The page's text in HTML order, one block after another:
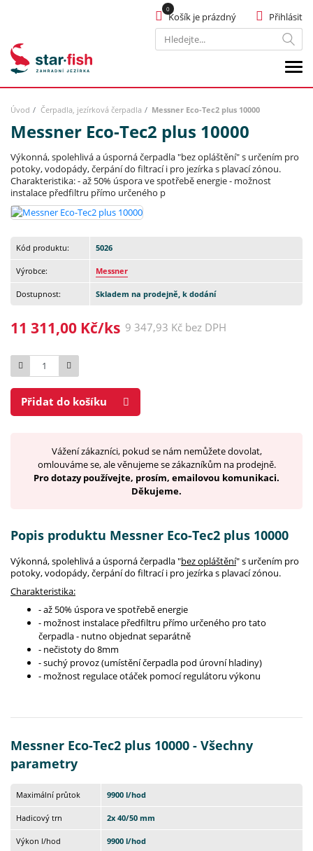
Hledat
Přihlásit
Košík je prázdný
Úvod Čerpadla, jezírková čerpadla Messner Eco-Tec2 plus 10000
Messner Eco-Tec2 plus 10000
Výkonná, spolehlivá a úsporná čerpadla "bez opláštění" s určením pro
potoky, vodopády, čerpání do filtrací i pro jezírka s plavací zónou.
Charakteristika: - až 50% úspora ve spotřebě energie - možnost
instalace předfiltru přímo určeného p
Kód produktu: 5026
Výrobce: Messner
Dostupnost: Skladem na prodejně, k dodání
11 311,00 Kč/ks 9 347,93 Kč bez DPH
Počet
Přidat do košíku
Vážení zákazníci, pokud se nám nemůžete dovolat,
omlouváme se, ale věnujeme se zákazníkům na prodejně.
Pro dotazy používejte, prosím, emailovou komunikaci.
Děkujeme.
Popis produktu Messner Eco-Tec2 plus 10000
Výkonná, spolehlivá a úsporná čerpadla "bez opláštění" s určením pro
potoky, vodopády, čerpání do filtrací i pro jezírka s plavací zónou.
Charakteristika:
- až 50% úspora ve spotřebě energie
- možnost instalace předfiltru přímo určeného pro tato
čerpadla - nutno objednat separátně
- nečistoty do 8mm
- suchý provoz (umístění čerpadla pod úrovní hladiny)
- možnost regulace otáček pomocí regulátoru výkonu
Messner Eco-Tec2 plus 10000 - Všechny
parametry
Maximální průtok 9900 l/hod
Hadicový trn 2x 40/50 mm
Výkon l/hod 9900 l/hod